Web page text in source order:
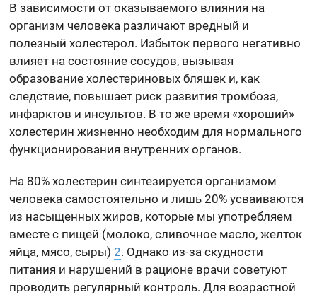
В зависимости от оказываемого влияния на
организм человека различают вредный и
полезный холестерол. Избыток первого негативно
влияет на состояние сосудов, вызывая
образование холестериновых бляшек и, как
следствие, повышает риск развития тромбоза,
инфарктов и инсультов. В то же время «хороший»
холестерин жизненно необходим для нормального
функционирования внутренних органов.
На 80% холестерин синтезируется организмом
человека самостоятельно и лишь 20% усваиваются
из насыщенных жиров, которые мы употребляем
вместе с пищей (молоко, сливочное масло, желток
яйца, мясо, сыры)2. Однако из-за скудности
питания и нарушений в рационе врачи советуют
проводить регулярный контроль. Для возрастной